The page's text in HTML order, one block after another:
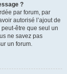
?
par forum, par
autorisé l’ajout de
être que seul un
ne savez pas
un forum.